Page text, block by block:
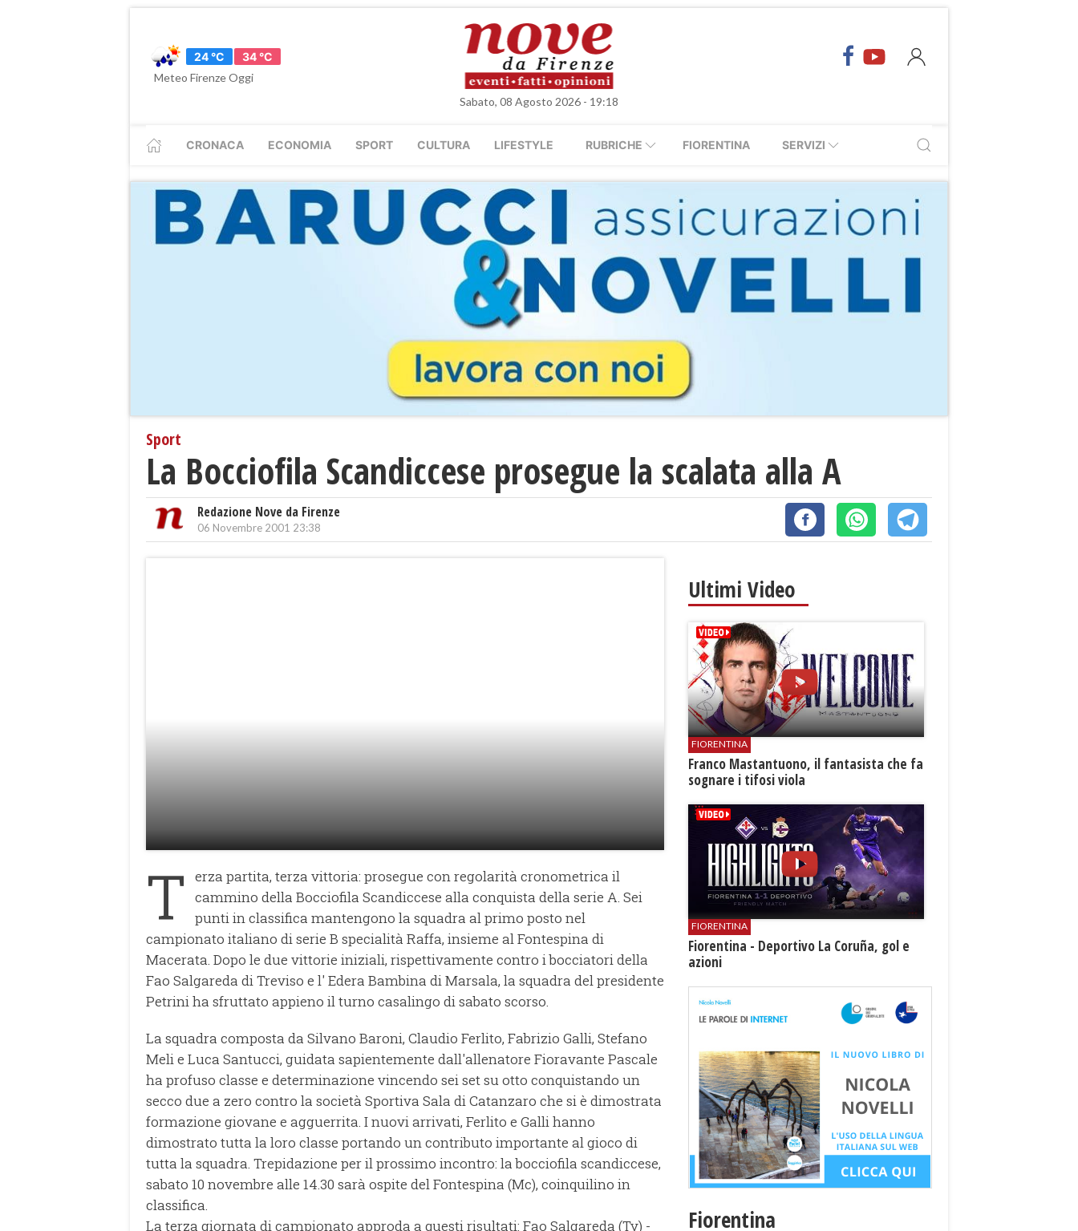
24 °C
34 °C
Meteo Firenze Oggi
Sabato, 08 Agosto 2026 - 19:18
CRONACA ECONOMIA SPORT CULTURA LIFESTYLE RUBRICHE FIORENTINA SERVIZI
Sport
La Bocciofila Scandiccese prosegue la scalata alla A
Redazione Nove da Firenze
06 Novembre 2001 23:38
T
erza partita, terza vittoria: prosegue con regolarità cronometrica il
cammino della Bocciofila Scandiccese alla conquista della serie A. Sei
punti in classifica mantengono la squadra al primo posto nel
campionato italiano di serie B specialità Raffa, insieme al Fontespina di
Macerata. Dopo le due vittorie iniziali, rispettivamente contro i bocciatori della
Fao Salgareda di Treviso e l' Edera Bambina di Marsala, la squadra del presidente
Petrini ha sfruttato appieno il turno casalingo di sabato scorso.
La squadra composta da Silvano Baroni, Claudio Ferlito, Fabrizio Galli, Stefano
Meli e Luca Santucci, guidata sapientemente dall'allenatore Fioravante Pascale
ha profuso classe e determinazione vincendo sei set su otto conquistando un
secco due a zero contro la società Sportiva Sala di Catanzaro che si è dimostrata
formazione giovane e agguerrita. I nuovi arrivati, Ferlito e Galli hanno
dimostrato tutta la loro classe portando un contributo importante al gioco di
tutta la squadra. Trepidazione per il prossimo incontro: la bocciofila scandiccese,
sabato 10 novembre alle 14.30 sarà ospite del Fontespina (Mc), coinquilino in
classifica.
La terza giornata di campionato approda a questi risultati: Fao Salgareda (Tv) -
Ultimi Video
FIORENTINA
Franco Mastantuono, il fantasista che fa
sognare i tifosi viola
FIORENTINA
Fiorentina - Deportivo La Coruña, gol e
azioni
Fiorentina